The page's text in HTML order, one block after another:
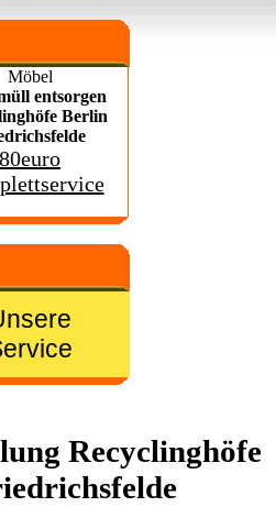
Möbel
entsorgen
Berlin
80euro
Recyclinghöfe